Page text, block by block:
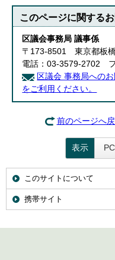
このページに関する
区議会事務局 議事係
〒173-8501 東京都板
電話：03-3579-2702
区議会 事務局への
をご利用ください。
前のページへ
表示 PC
このサイトについて
携帯サイト